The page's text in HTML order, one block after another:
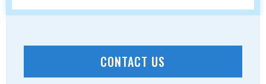
CONTACT US